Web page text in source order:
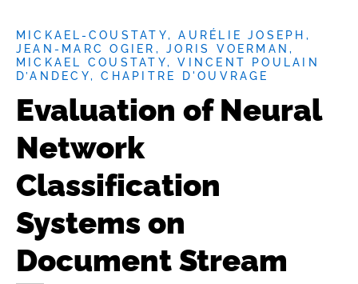
MICKAEL-COUSTATY, AURÉLIE JOSEPH,
JEAN-MARC OGIER, JORIS VOERMAN,
MICKAEL COUSTATY, VINCENT POULAIN
D’ANDECY, CHAPITRE D'OUVRAGE
Evaluation of Neural
Network
Classification
Systems on
Document Stream